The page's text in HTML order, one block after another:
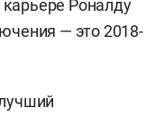
Роналду
— это 2018-